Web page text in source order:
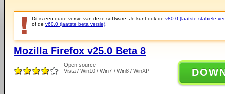
Dit is een oude versie van deze software. Je kunt ook de v80.0 (laatste stabiele
of de v60.0 (laatste beta versie)
Mozilla Firefox v25.0 Beta 8
Open source
Vista / Win10 / Win7 / Win8 / WinXP